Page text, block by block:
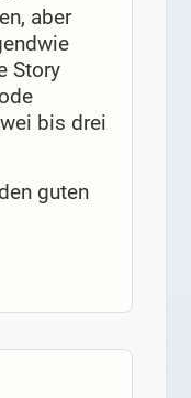
aber
Story
bis drei
guten